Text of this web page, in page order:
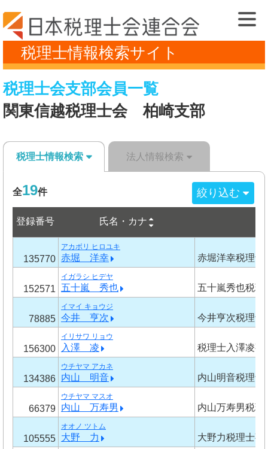
税理士情報検索サイト
税理士会支部会員一覧
関東信越税理士会 柏崎支部
税理士情報検索 法人情報検索
全19件 絞り込む
登録番号 氏名・カナ
135770
アカボリ ヒロユキ
赤堀 洋幸 赤堀洋幸税理士
152571
イガラシ ヒデヤ
五十嵐 秀也 五十嵐秀也税理
78885
イマイ キョウジ
今井 亨次 今井亨次税理士
156300
イリサワ リョウ
入澤 凌 税理士入澤凌事
134386
ウチヤマ アカネ
内山 明音 内山明音税理士
66379
ウチヤマ マスオ
内山 万寿男 内山万寿男税理
105555
オオノ ツトム
大野 力 大野力税理士事